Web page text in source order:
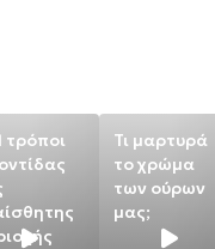
τρόποι
Τι μαρτυρά
το χρώμα
των ούρων
μας;